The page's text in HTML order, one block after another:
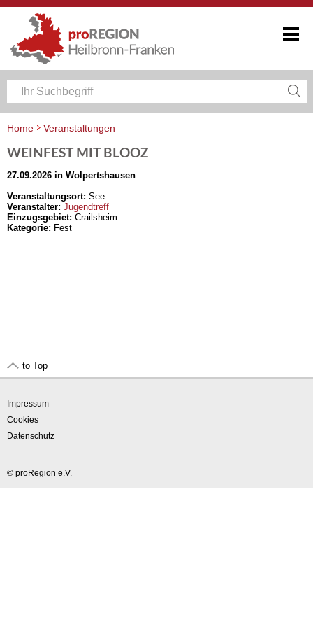
Home
Veranstaltungen
WEINFEST MIT BLOOZ
27.09.2026 in Wolpertshausen
Veranstaltungsort: See
Veranstalter: Jugendtreff
Einzugsgebiet: Crailsheim
Kategorie: Fest
to Top
Impressum
Cookies
Datenschutz
© proRegion e.V.